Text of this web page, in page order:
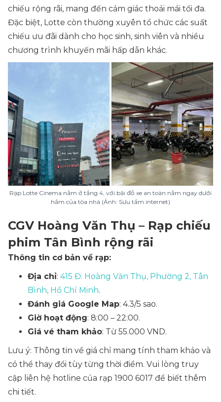
chiếu rộng rãi, mang đến cảm giác thoải mái tối đa.
Đặc biệt, Lotte còn thường xuyên tổ chức các suất
chiếu ưu đãi dành cho học sinh, sinh viên và nhiều
chương trình khuyến mãi hấp dẫn khác.
Rạp Lotte Cinema nằm ở tầng 4, với bãi đỗ xe an toàn nằm ngay dưới
hầm của tòa nhà (Ảnh: Sưu tầm internet)
CGV Hoàng Văn Thụ – Rạp chiếu
phim Tân Bình rộng rãi
Thông tin cơ bản về rạp:
Địa chỉ: 415 Đ. Hoàng Văn Thụ, Phường 2, Tân
Bình, Hồ Chí Minh.
Đánh giá Google Map: 4.3/5 sao.
Giờ hoạt động: 8:00 – 22:00.
Giá vé tham khảo: Từ 55.000 VND.
Lưu ý: Thông tin về giá chỉ mang tính tham khảo và
có thể thay đổi tùy từng thời điểm. Vui lòng truy
cập liên hệ hotline của rạp 1900 6017 để biết thêm
chi tiết.